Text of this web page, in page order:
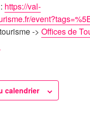
https://val-
-> Offices de
calendrier